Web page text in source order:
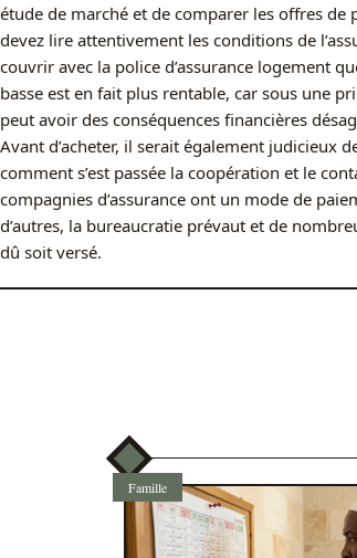
étude de marché et de comparer les offres
devez lire attentivement les conditions de
couvrir avec la police d’assurance logement
basse est en fait plus rentable, car sous une
peut avoir des conséquences financières
Avant d’acheter, il serait également judicieux
comment s’est passée la coopération et le
compagnies d’assurance ont un mode de
d’autres, la bureaucratie prévaut et de
dû soit versé.
Famille